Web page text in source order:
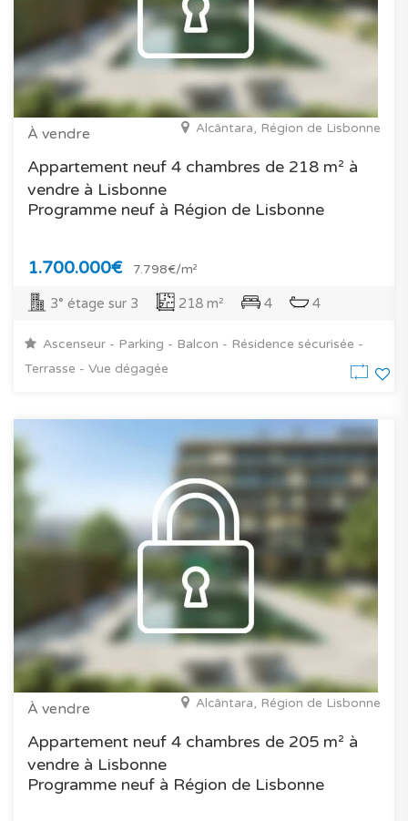
À vendre Alcântara, Région de Lisbonne
Appartement neuf 4 chambres de 218 m² à
vendre à Lisbonne
Programme neuf à Région de Lisbonne
1.700.000€ 7.798€/m²
3° étage sur 3 218 m² 4 4
Ascenseur - Parking - Balcon - Résidence sécurisée -
Terrasse - Vue dégagée
À vendre Alcântara, Région de Lisbonne
Appartement neuf 4 chambres de 205 m² à
vendre à Lisbonne
Programme neuf à Région de Lisbonne